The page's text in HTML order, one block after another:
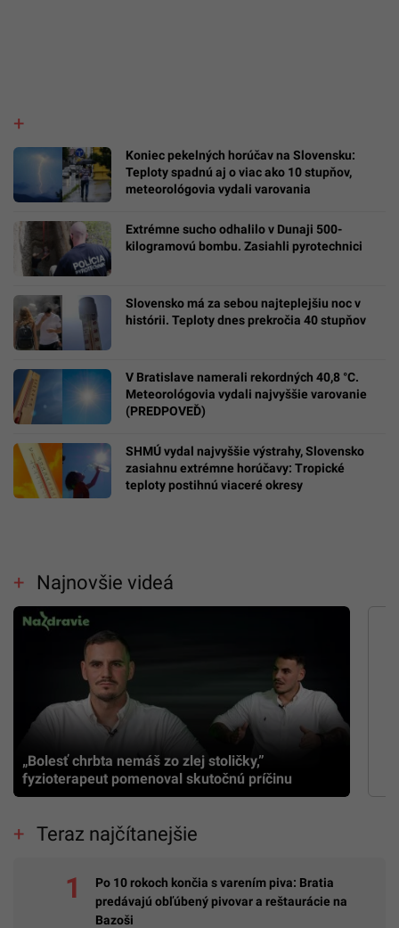
Koniec pekelných horúčav na Slovensku:
Teploty spadnú aj o viac ako 10 stupňov,
meteorológovia vydali varovania
Extrémne sucho odhalilo v Dunaji 500-
kilogramovú bombu. Zasiahli pyrotechnici
Slovensko má za sebou najteplejšiu noc v
histórii. Teploty dnes prekročia 40 stupňov
V Bratislave namerali rekordných 40,8 °C.
Meteorológovia vydali najvyššie varovanie
(PREDPOVEĎ)
SHMÚ vydal najvyššie výstrahy, Slovensko
zasiahnu extrémne horúčavy: Tropické
teploty postihnú viaceré okresy
Najnovšie videá
„Bolesť chrbta nemáš zo zlej stoličky,”
fyzioterapeut pomenoval skutočnú príčinu
Teraz najčítanejšie
Po 10 rokoch končia s varením piva: Bratia
predávajú obľúbený pivovar a reštaurácie na
Bazoši